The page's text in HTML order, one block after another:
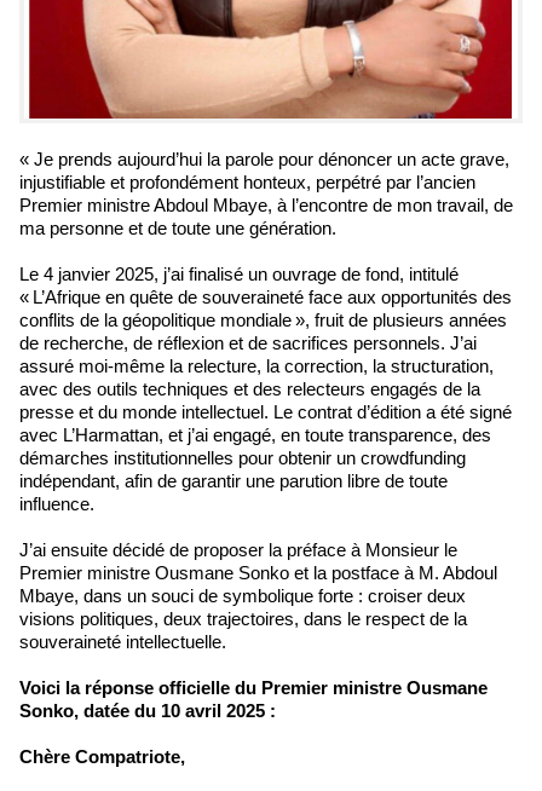
« Je prends aujourd’hui la parole pour dénoncer un acte grave,
injustifiable et profondément honteux, perpétré par l’ancien
Premier ministre Abdoul Mbaye, à l’encontre de mon travail, de
ma personne et de toute une génération.
Le 4 janvier 2025, j’ai finalisé un ouvrage de fond, intitulé
« L’Afrique en quête de souveraineté face aux opportunités des
conflits de la géopolitique mondiale », fruit de plusieurs années
de recherche, de réflexion et de sacrifices personnels. J’ai
assuré moi-même la relecture, la correction, la structuration,
avec des outils techniques et des relecteurs engagés de la
presse et du monde intellectuel. Le contrat d’édition a été signé
avec L’Harmattan, et j’ai engagé, en toute transparence, des
démarches institutionnelles pour obtenir un crowdfunding
indépendant, afin de garantir une parution libre de toute
influence.
J’ai ensuite décidé de proposer la préface à Monsieur le
Premier ministre Ousmane Sonko et la postface à M. Abdoul
Mbaye, dans un souci de symbolique forte : croiser deux
visions politiques, deux trajectoires, dans le respect de la
souveraineté intellectuelle.
Voici la réponse officielle du Premier ministre Ousmane
Sonko, datée du 10 avril 2025 :
Chère Compatriote,